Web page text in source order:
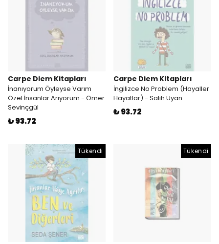
Carpe Diem Kitapları
İnanıyorum Öyleyse Varım
Özel İnsanlar Arıyorum - Ömer
Sevinçgül
₺ 93.72
Carpe Diem Kitapları
İngilizce No Problem (Hayaller
Hayatlar) - Salih Uyan
₺ 93.72
Tükendi Tükendi